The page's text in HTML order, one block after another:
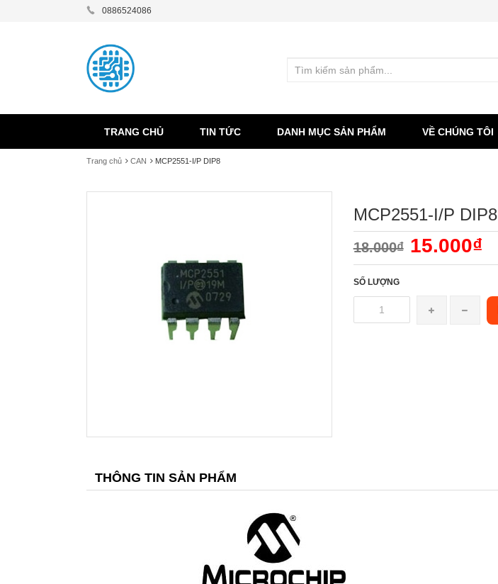
0886524086
TRANG CHỦ TIN TỨC DANH MỤC SẢN PHẨM VỀ CHÚNG TÔI
Trang chủ CAN MCP2551-I/P DIP8
MCP2551-I/P DIP8
18.000₫ 15.000₫
SỐ LƯỢNG
THÔNG TIN SẢN PHẨM